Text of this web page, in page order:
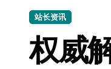
Go
数
站长资讯
权威